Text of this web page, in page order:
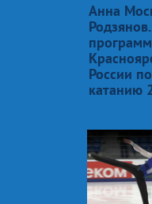
Анна
России
катанию